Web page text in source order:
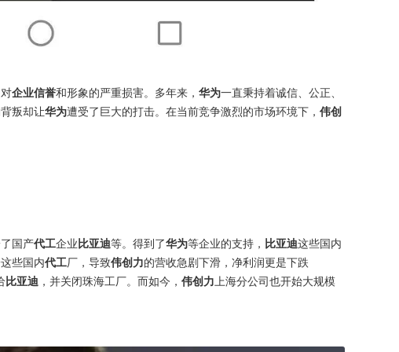
企业信誉和形象的严重损害。多年来， 华为一直秉持着诚信、公正、
叛却让华为遭受了巨大的打击。在当前竞争激烈的市场环境下， 伟创
国产代工企业比亚迪等。得到了华为等企业的支持， 比亚迪这些国内
些国内代工厂，导致伟创力的营收急剧下滑，净利润更是下跌
比亚迪 ，并关闭珠海工厂。而如今， 伟创力上海分公司也开始大规模